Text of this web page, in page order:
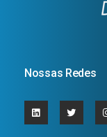
Nossas Redes